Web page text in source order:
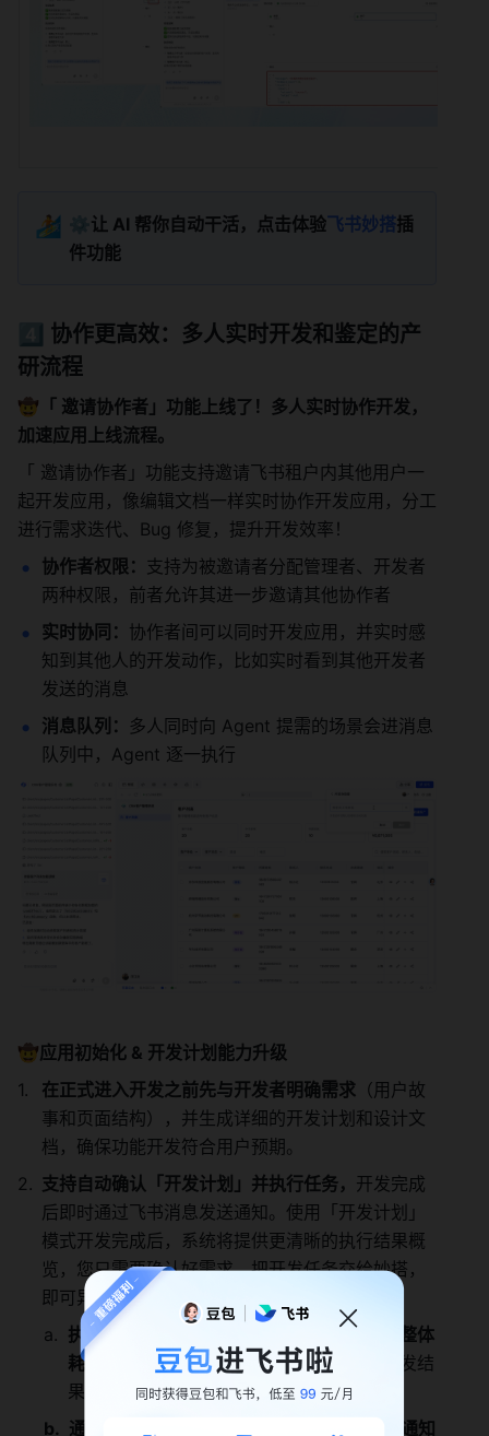
🏄 ⚙️ 让 AI 帮你自动干活，点击体验飞书妙搭插
件功能
4️⃣ 协作更高效：多人实时开发和鉴定的产
研流程
🤠「 邀请协作者」功能上线了！多人实时协作开发，
加速应用上线流程。
「 邀请协作者」功能支持邀请飞书租户内其他用户一
起开发应用，像编辑文档一样实时协作开发应用，分工
进行需求迭代、Bug 修复，提升开发效率！
协作者权限： 支持为被邀请者分配管理者、开发者
两种权限，前者允许其进一步邀请其他协作者
实时协同： 协作者间可以同时开发应用，并实时感
知到其他人的开发动作，比如实时看到其他开发者
发送的消息
消息队列： 多人同时向 Agent 提需的场景会进消息
队列中，Agent 逐一执行
🤠应用初始化 & 开发计划能力升级
在正式进入开发之前先与开发者明确需求 （用户故
事和页面结构），并生成详细的开发计划和设计文
档，确保功能开发符合用户预期。
支持自动确认「开发计划」并执行任务， 开发完成
后即时通过飞书消息发送通知。使用「开发计划」
模式开发完成后，系统将提供更清晰的执行结果概
览，您只需要确认好需求，把开发任务交给妙搭，
即可异步等待应用开发结果。
执行结果概览：包括本次完成的任务数量、整体
耗时以及代码变更规模，帮助你快速评估开发结
果与产出情况。
通知方式有两种：会话卡片通知、飞书消息通知